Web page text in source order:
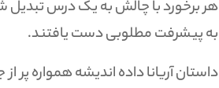
هر برخورد با چالش به یک درس تبدیل
به پیشرفت مطلوبی دست یافتند.
داستان آریانا داده اندیشه همواره پر